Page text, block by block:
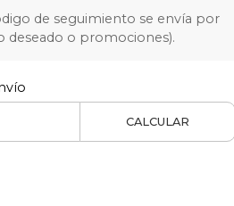
de seguimiento se envía por
deseado o promociones).
CALCULAR